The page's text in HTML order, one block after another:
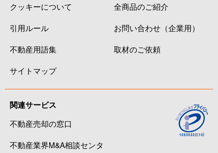
クッキーについて
引用ルール
不動産用語集
サイトマップ
全商品のご紹介
お問い合わせ（企業用）
取材のご依頼
関連サービス
不動産売却の窓口
不動産業界M&A相談センタ